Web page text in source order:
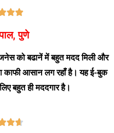

पुणे
को बढानें में बहुत मदद मिली और
काफी आसान लग रहाँ है। यह ई-बुक
बहुत ही मददगार है।
